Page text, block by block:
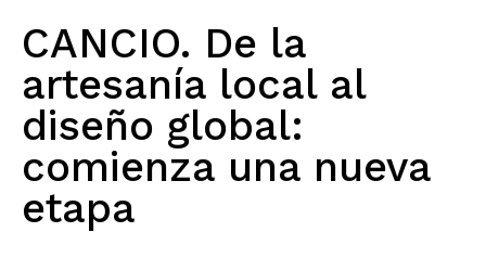
CANCIO. De la
artesanía local al
diseño global:
comienza una nueva
etapa